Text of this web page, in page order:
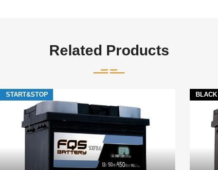
Related Products
START&STOP BLACK